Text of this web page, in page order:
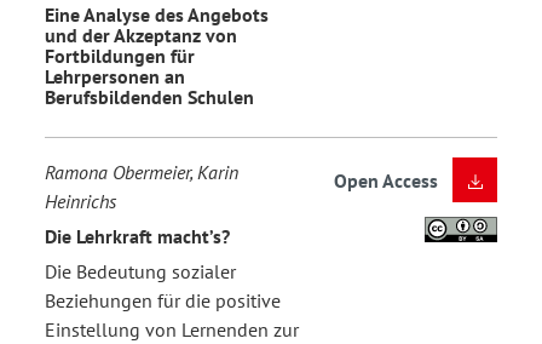
Eine Analyse des Angebots
und der Akzeptanz von
Fortbildungen für
Lehrpersonen an
Berufsbildenden Schulen
Ramona Obermeier, Karin
Heinrichs
Die Lehrkraft macht’s?
Die Bedeutung sozialer
Beziehungen für die positive
Einstellung von Lernenden zur
Open Access